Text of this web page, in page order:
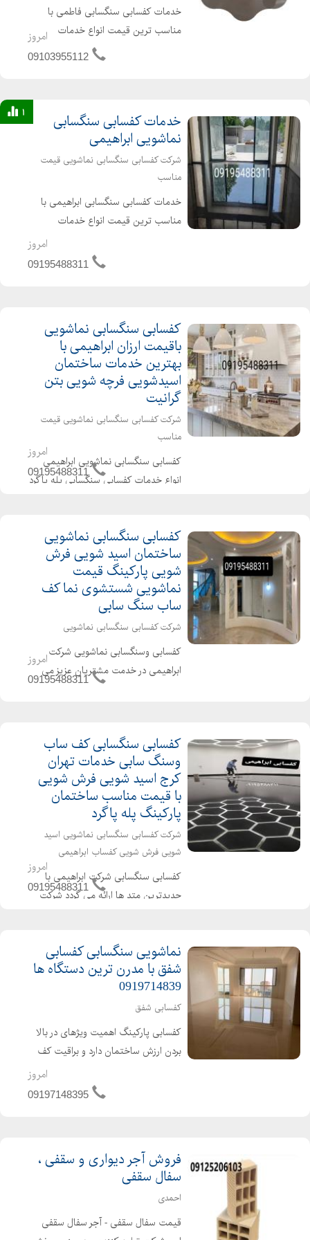
خدمات کفسابی سنگسابی فاطمی با
مناسب ترین قیمت انواع خدمات
کفسابی اعم از کفسابی پارکینگ پارکت
امروز
09103955112
1
خدمات کفسابی سنگسابی
نماشویی ابراهیمی
شرکت کفسابی سنگسابی نماشویی قیمت
مناسب
خدمات کفسابی سنگسابی ابراهیمی با
مناسب ترین قیمت انواع خدمات
کفسابی اعم از کفسابی پارکینگ پارکت
لابی نشینمن منزل اداره شرکت هتل
امروز
09195488311
کفسابی سنگسابی نماشویی
باقیمت ارزان ابراهیمی با
بهترین خدمات ساختمان
اسیدشویی فرچه شویی بتن
گرانیت
شرکت کفسابی سنگسابی نماشویی قیمت
مناسب
کفسابی سنگسابی نماشویی ابراهیمی
انواع خدمات کفسابی سنگسابی پله پاگرد
شرستان ها قیمت مناسب وکیفیت بالای
کار را از شرکت ما بخو...
امروز
09195488311
کفسابی سنگسابی نماشویی
ساختمان اسید شویی فرش
شویی پارکینگ قیمت
نماشویی شستشوی نما کف
ساب سنگ سابی
شرکت کفسابی سنگسابی نماشویی
کفسابی وسنگسابی نماشویی شرکت
ابراهیمی در خدمت مشتریان عزیز می
اداره شرکت انجام میشود کفسابی...
امروز
09195488311
کفسابی سنگسابی کف ساب
وسنگ سابی خدمات تهران
کرج اسید شویی فرش شویی
با قیمت مناسب ساختمان
پارکینگ پله پاگرد
شرکت کفسابی سنگسابی نماشویی اسید
شویی فرش شویی کفساب ابراهیمی
کفسابی سنگسابی شرکت ابراهیمی با
جدیدترین متد ها ارائه می گردد شرکت
انواع خدمات کفسابی وسنگسابی
ابراهیمی اعم از کفسابی پله پاگرد ...
امروز
09195488311
نماشویی سنگسابی کفسابی
شفق با مدرن ترین دستگاه ها
0919714839
کفسابی شفق
کفسابی پارکینگ اهمیت ویژهای در بالا
بردن ارزش ساختمان دارد و براقیت کف
پارکینگ در بازدید اول مهم می باشد. ما
در گروه بازسازی ساختمان و نظافت شفق
امروز
09197148395
فروش آجر دیواری و سقفی ،
سفال سقفی
احمدی
قیمت سفال سقفی - آجر سفال سقفی